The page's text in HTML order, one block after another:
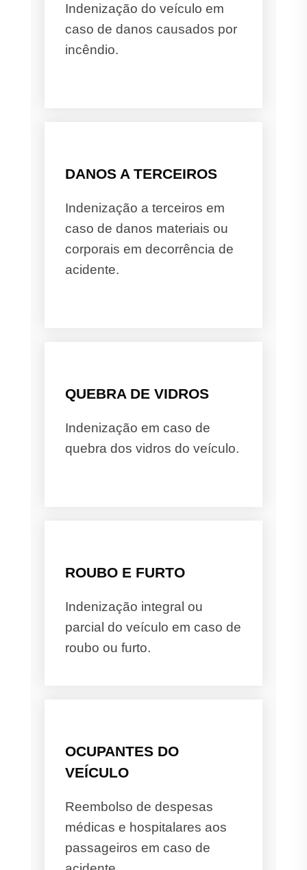
Indenização do veículo em
caso de danos causados por
incêndio.
DANOS A TERCEIROS
Indenização a terceiros em
caso de danos materiais ou
corporais em decorrência de
acidente.
QUEBRA DE VIDROS
Indenização em caso de
quebra dos vidros do veículo.
ROUBO E FURTO
Indenização integral ou
parcial do veículo em caso de
roubo ou furto.
OCUPANTES DO
VEÍCULO
Reembolso de despesas
médicas e hospitalares aos
passageiros em caso de